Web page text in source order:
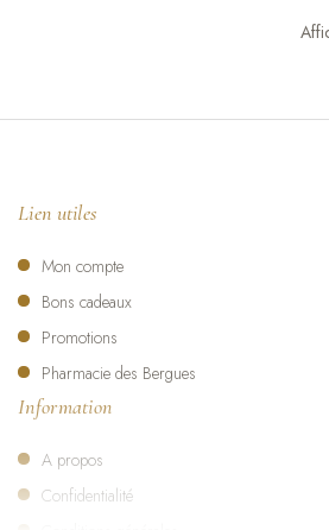
Lien utiles
Mon compte
Bons cadeaux
Promotions
Pharmacie des Bergues
Information
A propos
Confidentialité